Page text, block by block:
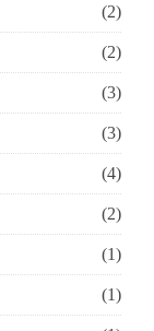
(2)
(2)
(3)
(3)
(4)
(2)
(1)
(1)